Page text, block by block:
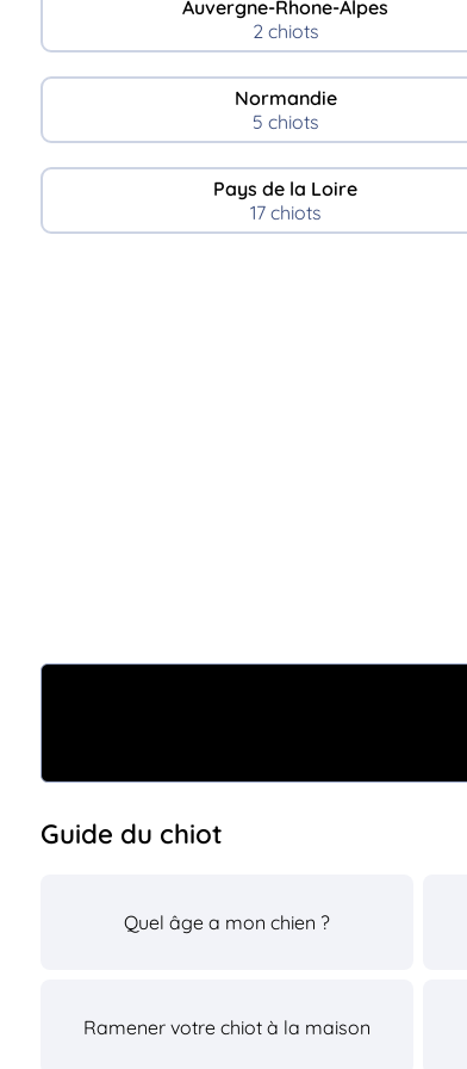
Auvergne-Rhone-Alpes
2 chiots
Normandie
5 chiots
Pays de la Loire
17 chiots
Guide du chiot
Quel âge a mon chien ?
Ramener votre chiot à la maison